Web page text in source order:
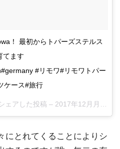
！ 最初からトパーズステルス
てます
#リモワ#リモワトパー
ケース#旅行
ェアした投稿 – 2017年12月月27日午前5時11分PST
にとれてくることによりシ